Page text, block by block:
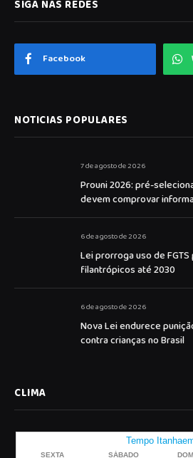
SIGA NAS REDES
Facebook
NOTICIAS POPULARES
7 de agosto de 2026
Prouni 2026: pré-
devem comprovar
6 de agosto de 2026
Lei prorroga uso de
filantrópicos até 2030
6 de agosto de 2026
Nova Lei endurece
contra crianças no Brasil
CLIMA